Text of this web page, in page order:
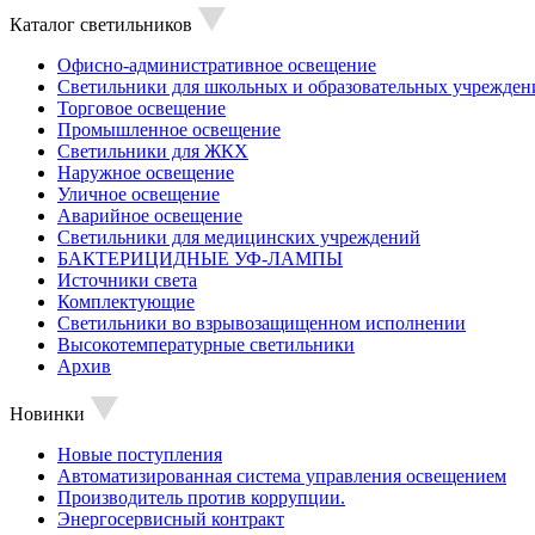
Каталог светильников
Офисно-административное освещение
Светильники для школьных и образовательных
Торговое освещение
Промышленное освещение
Светильники для ЖКХ
Наружное освещение
Уличное освещение
Аварийное освещение
Светильники для медицинских учреждений
БАКТЕРИЦИДНЫЕ УФ-ЛАМПЫ
Источники света
Комплектующие
Светильники во взрывозащищенном исполнении
Высокотемпературные светильники
Архив
Новинки
Новые поступления
Автоматизированная система управления освещением
Производитель против коррупции.
Энергосервисный контракт